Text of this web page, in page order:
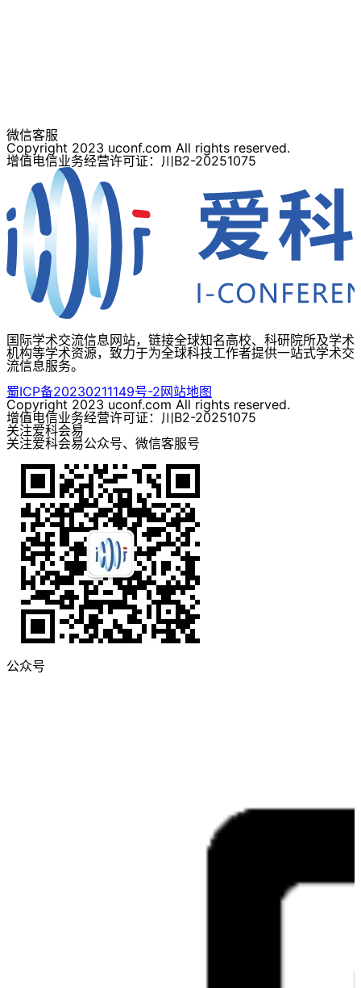
微信客服
Copyright 2023 uconf.com All rights reserved.
增值电信业务经营许可证：川B2-20251075
国际学术交流信息网站，链接全球知名高校、科研院所及学术
机构等学术资源，致力于为全球科技工作者提供一站式学术交
流信息服务。
蜀ICP备20230211149号-2网站地图
Copyright 2023 uconf.com All rights reserved.
增值电信业务经营许可证：川B2-20251075
关注爱科会易
关注爱科会易公众号、微信客服号
公众号